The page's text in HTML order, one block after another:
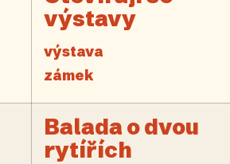
výstavy
výstava
zámek
Balada o dvou
rytířích